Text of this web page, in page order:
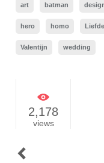
art batman
hero homo Liefde
Valentijn wedding
2,178
views
POST